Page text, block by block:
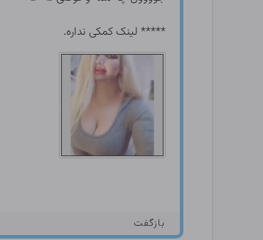
***** لینک کمکی نداره.
بازگفت